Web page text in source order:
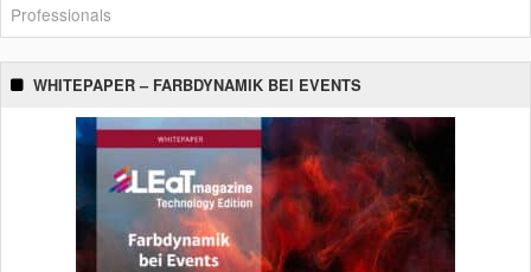
Professionals
WHITEPAPER – FARBDYNAMIK BEI EVENTS